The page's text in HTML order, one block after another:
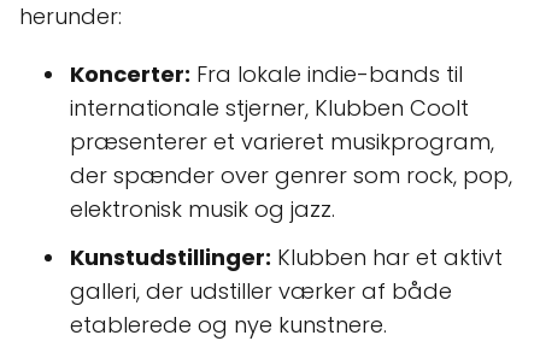
herunder:
Koncerter: Fra lokale indie-bands til
internationale stjerner, Klubben Coolt
præsenterer et varieret musikprogram,
der spænder over genrer som rock, pop,
elektronisk musik og jazz.
Kunstudstillinger: Klubben har et aktivt
galleri, der udstiller værker af både
etablerede og nye kunstnere.